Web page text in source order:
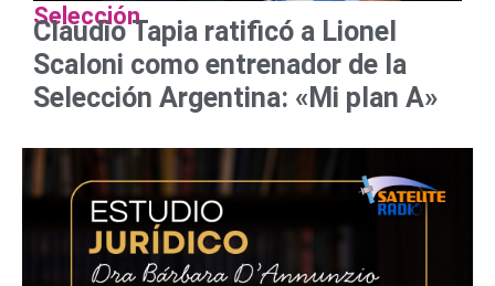
Selección
Claudio Tapia ratificó a Lionel
Scaloni como entrenador de la
Selección Argentina: «Mi plan A»